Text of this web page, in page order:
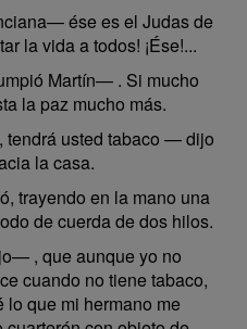
ése es el Judas de
la vida a todos! ¡Ése!...
Martín— . Si mucho
la paz mucho más.
usted tabaco — dijo
la casa.
trayendo en la mano una
de cuerda de dos hilos.
, que aunque yo no
cuando no tiene tabaco,
lo que mi hermano me